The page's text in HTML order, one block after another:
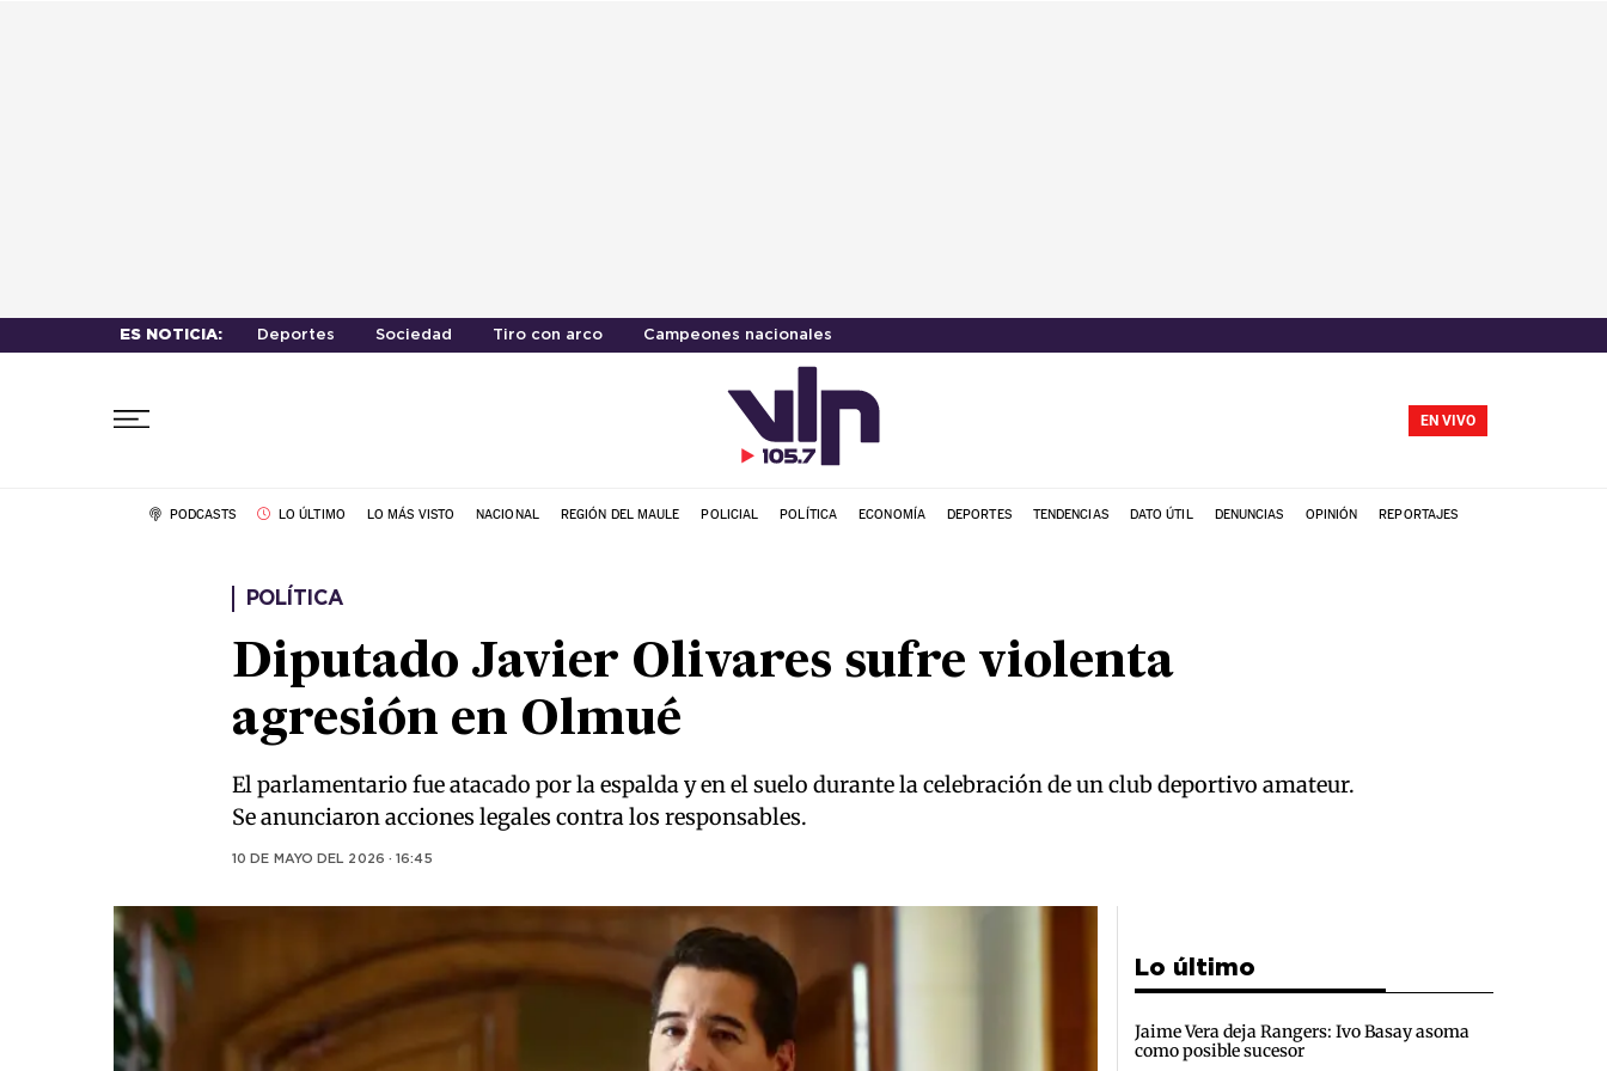
ES NOTICIA: Deportes Sociedad Tiro con arco Campeones nacionales
EN VIVO
PODCASTS LO ÚLTIMO LO MÁS VISTO NACIONAL REGIÓN DEL MAULE POLICIAL POLÍTICA ECONOMÍA DEPORTES TENDENCIAS DATO ÚTIL DENUNCIAS OPINIÓN REPORTAJES
POLÍTICA
Diputado Javier Olivares sufre violenta
agresión en Olmué
El parlamentario fue atacado por la espalda y en el suelo durante la celebración de un club deportivo amateur.
Se anunciaron acciones legales contra los responsables.
10 DE MAYO DEL 2026 · 16:45
Lo último
Jaime Vera deja Rangers: Ivo Basay asoma
como posible sucesor